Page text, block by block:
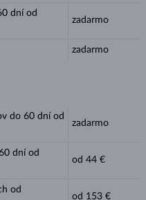
dní od
zadarmo
zadarmo
do 60 dní od
zadarmo
dní od
od 44 €
od
od 153 €